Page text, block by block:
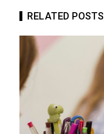
RELATED POSTS